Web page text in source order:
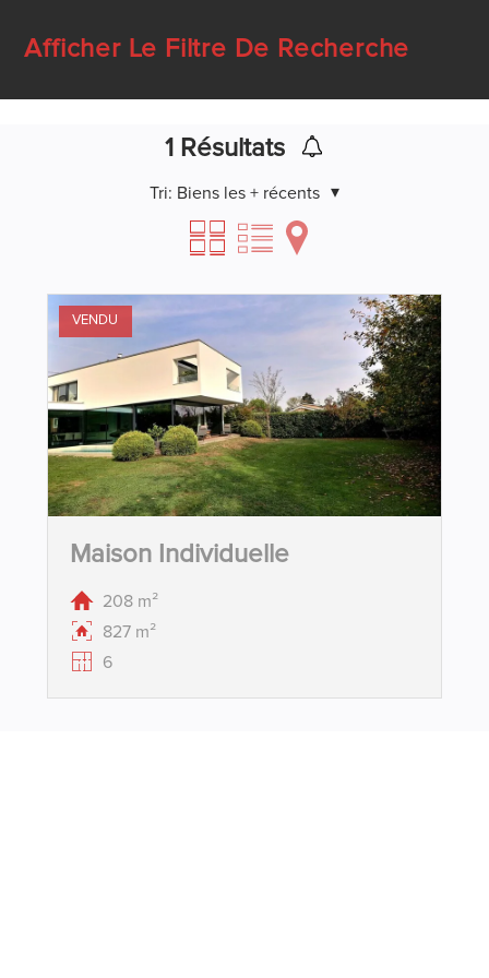
Afficher Le Filtre De Recherche
1 Résultats
Tri: Biens les + récents
VENDU
Maison Individuelle
208 m²
827 m²
6